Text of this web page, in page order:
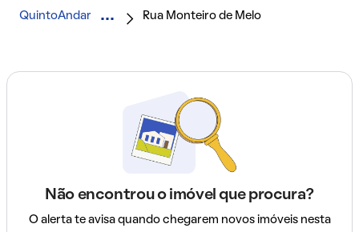
QuintoAndar Rua Monteiro de Melo
Não encontrou o imóvel que procura?
O alerta te avisa quando chegarem novos imóveis nesta